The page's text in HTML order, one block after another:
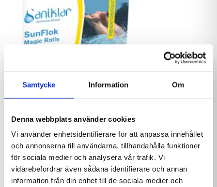
Samtycke Information Om
Denna webbplats använder cookies
Vi använder enhetsidentifierare för att anpassa innehållet
och annonserna till användarna, tillhandahålla funktioner
för sociala medier och analysera vår trafik. Vi
vidarebefordrar även sådana identifierare och annan
information från din enhet till de sociala medier och
595,00